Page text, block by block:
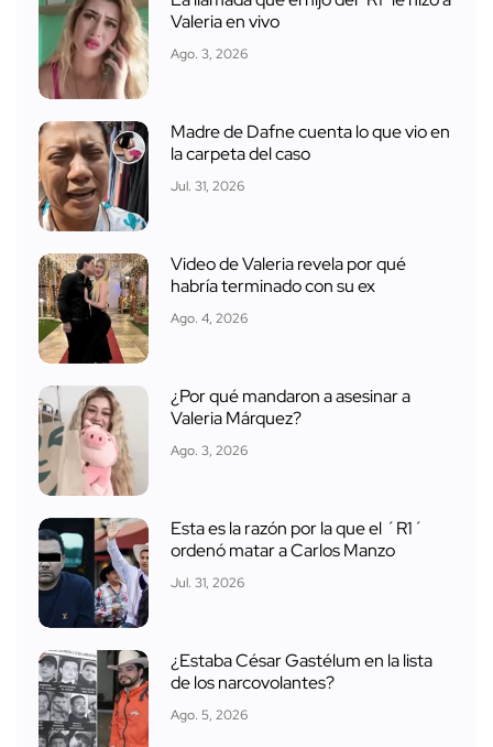
Valeria en vivo
Ago. 3, 2026
Madre de Dafne cuenta lo que vio en
la carpeta del caso
Jul. 31, 2026
Video de Valeria revela por qué
habría terminado con su ex
Ago. 4, 2026
¿Por qué mandaron a asesinar a
Valeria Márquez?
Ago. 3, 2026
Esta es la razón por la que el ´R1´
ordenó matar a Carlos Manzo
Jul. 31, 2026
¿Estaba César Gastélum en la lista
de los narcovolantes?
Ago. 5, 2026